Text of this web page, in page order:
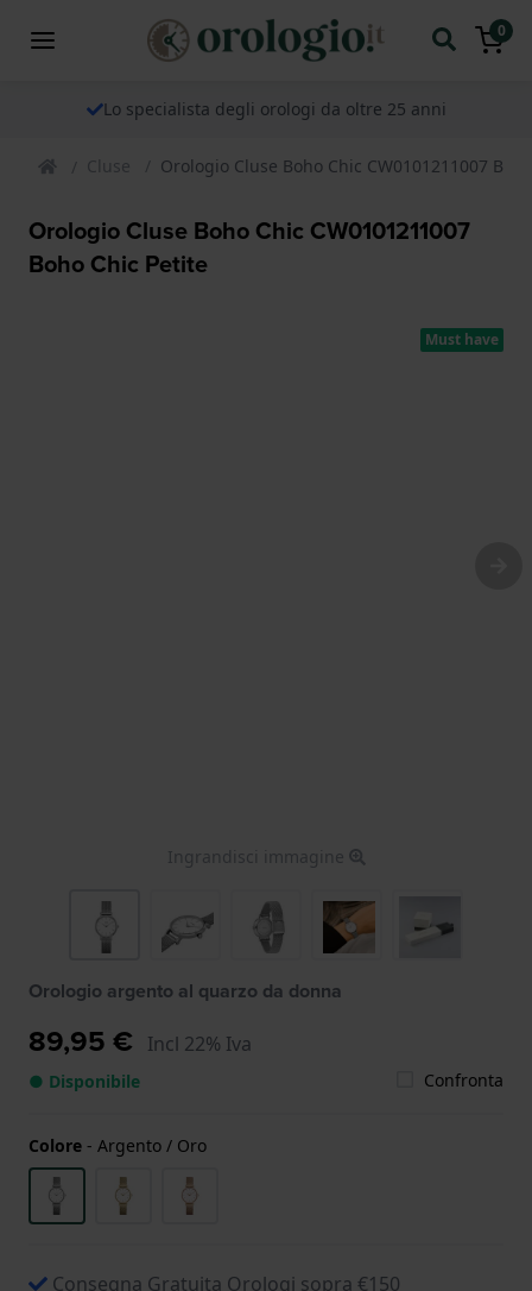
0
Lo specialista degli orologi da oltre 25 anni
Cluse Orologio Cluse Boho Chic CW0101211007
Orologio Cluse Boho Chic CW0101211007
Boho Chic Petite
Must have
Ingrandisci immagine
Orologio argento al quarzo da donna
89,95 € Incl 22% Iva
● Disponibile Confronta
Colore - Argento / Oro
Consegna Gratuita Orologi sopra €150